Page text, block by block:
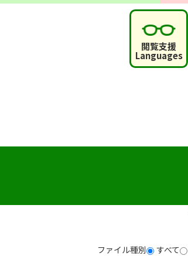
閲覧支援
Languages
ファイル種別 すべて